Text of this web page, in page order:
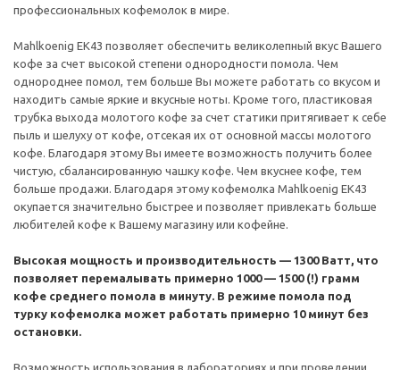
профессиональных кофемолок в мире.
Mahlkoenig EK43 позволяет обеспечить великолепный вкус Вашего
кофе за счет высокой степени однородности помола. Чем
однороднее помол, тем больше Вы можете работать со вкусом и
находить самые яркие и вкусные ноты. Кроме того, пластиковая
трубка выхода молотого кофе за счет статики притягивает к себе
пыль и шелуху от кофе, отсекая их от основной массы молотого
кофе. Благодаря этому Вы имеете возможность получить более
чистую, сбалансированную чашку кофе. Чем вкуснее кофе, тем
больше продажи. Благодаря этому кофемолка Mahlkoenig EK43
окупается значительно быстрее и позволяет привлекать больше
любителей кофе к Вашему магазину или кофейне.
Высокая мощность и производительность — 1300 Ватт, что
позволяет перемалывать примерно 1000 — 1500 (!) грамм
кофе среднего помола в минуту. В режиме помола под
турку кофемолка может работать примерно 10 минут без
остановки.
Возможность использования в лабораториях и при проведении